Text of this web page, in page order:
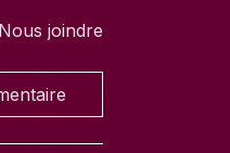
Nous joindre